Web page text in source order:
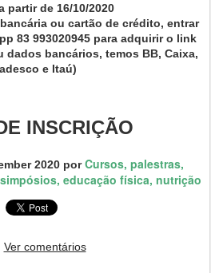
partir de 16/10/2020
ou cartão de crédito, entrar
83 993020945 para adquirir o link
dados bancários, temos BB, Caixa,
e Itaú)
INSCRIÇÃO
2020 porCursos, palestras,
educação física, nutrição
Ver comentários